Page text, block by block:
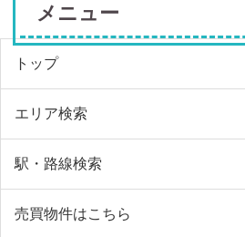
メニュー
トップ
エリア検索
駅・路線検索
売買物件はこちら